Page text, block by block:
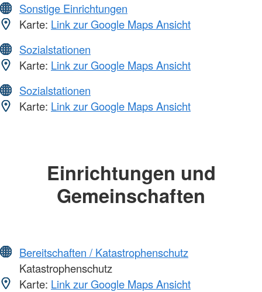
Sonstige Einrichtungen
Karte: Link zur Google Maps Ansicht
Sozialstationen
Karte: Link zur Google Maps Ansicht
Sozialstationen
Karte: Link zur Google Maps Ansicht
Einrichtungen und
Gemeinschaften
Bereitschaften / Katastrophenschutz
Katastrophenschutz
Karte: Link zur Google Maps Ansicht